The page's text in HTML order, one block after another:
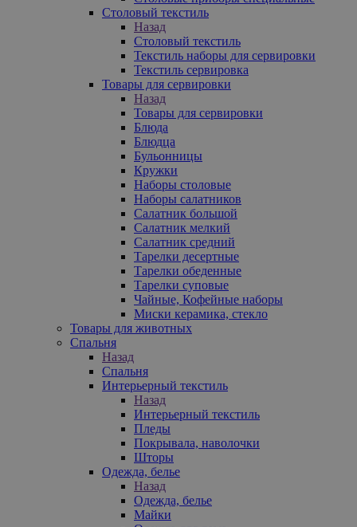
Столовый текстиль
Назад
Столовый текстиль
Текстиль наборы для сервировки
Текстиль сервировка
Товары для сервировки
Назад
Товары для сервировки
Блюда
Блюдца
Бульонницы
Кружки
Наборы столовые
Наборы салатников
Салатник большой
Салатник мелкий
Салатник средний
Тарелки десертные
Тарелки обеденные
Тарелки суповые
Чайные, Кофейные наборы
Миски керамика, стекло
Товары для животных
Спальня
Назад
Спальня
Интерьерный текстиль
Назад
Интерьерный текстиль
Пледы
Покрывала, наволочки
Шторы
Одежда, белье
Назад
Одежда, белье
Майки